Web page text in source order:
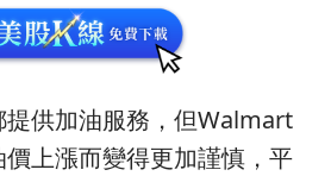
供加油服務，但Walmart
上漲而變得更加謹慎，平